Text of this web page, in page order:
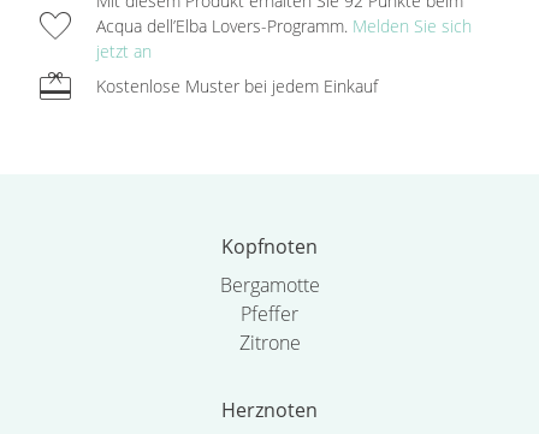
favorite
Acqua dell’Elba Lovers-Programm. Melden Sie sich
jetzt an
redeem Kostenlose Muster bei jedem Einkauf
Kopfnoten
Bergamotte
Pfeffer
Zitrone
Herznoten